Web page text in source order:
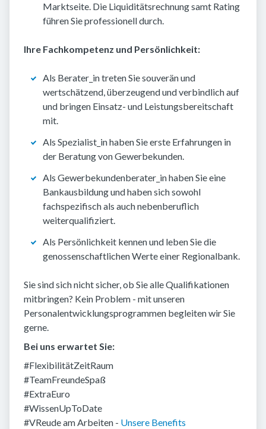
Marktseite. Die Liquiditätsrechnung samt Rating
führen Sie professionell durch.
Ihre Fachkompetenz und Persönlichkeit:
Als Berater_in treten Sie souverän und
wertschätzend, überzeugend und verbindlich auf
und bringen Einsatz- und Leistungsbereitschaft
mit.
Als Spezialist_in haben Sie erste Erfahrungen in
der Beratung von Gewerbekunden.
Als Gewerbekundenberater_in haben Sie eine
Bankausbildung und haben sich sowohl
fachspezifisch als auch nebenberuflich
weiterqualifiziert.
Als Persönlichkeit kennen und leben Sie die
genossenschaftlichen Werte einer Regionalbank.
Sie sind sich nicht sicher, ob Sie alle Qualifikationen
mitbringen? Kein Problem - mit unseren
Personalentwicklungsprogrammen begleiten wir Sie
gerne.
Bei uns erwartet Sie:
#FlexibilitätZeitRaum
#TeamFreundeSpaß
#ExtraEuro
#WissenUpToDate
#VReude am Arbeiten - Unsere Benefits